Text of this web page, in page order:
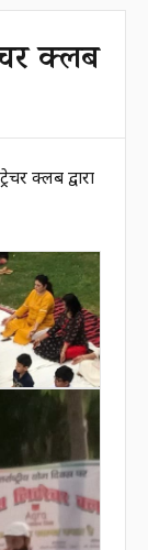
क्लब
क्लब द्वारा